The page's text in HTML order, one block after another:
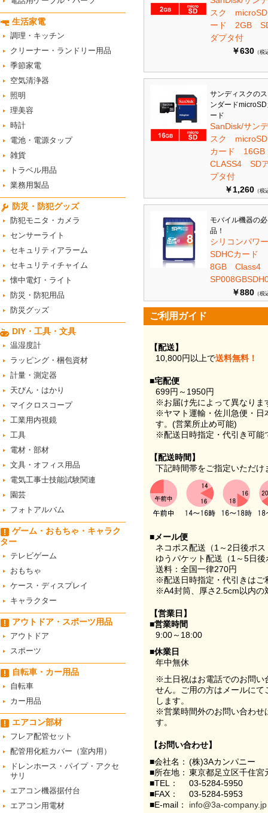
生活家電
調理・キッチン
クリーナー・ランドリー用品
季節家電
空気清浄器
照明
理美容
時計
電池・電源タップ
雑貨
トラベル用品
業務用製品
防災・防犯グッズ
防犯モニタ・カメラ
センサーライト
セキュリティアラーム
セキュリティチャイム
懐中電灯・ライト
防災・防犯用品
防災グッズ
DIY・工具・文具
温湿度計
ラッピング・梱包資材
計量・測定器
天びん・はかり
マイクロスコープ
工業用内視鏡
工具
電材・部材
文具・オフィス用品
電気工事士技能試験関連
園芸
フォトアルバム
ゲーム・おもちゃ・キャラク
ター
テレビゲーム
おもちゃ
ケース・ディスプレイ
キャラクター
アウトドア・スポーツ用品
アウトドア
スポーツ
自転車・カー用品
自転車
カー用品
エアコン部材
フレア配管セット
配管用化粧カバー（室内用）
ドレンホース・パイプ・アクセ
サリ
エアコン機器据付台
エアコン用電材
スク
ード 2GB
ダプタ付
￥630 （税
サンディスクの
ンダード
ード
SanDisk/サン
スク
カード
CLASS4 SD
プタ付
￥1,260 （税
モバイル機器の
品！
シリコンパ
SDHCカード
8GB
￥880 （税
ご利用ガイド
【配送】
10,800円以上で送料無料！
■宅配便
699円～1950円
※お届け先によって異なりま
※ヤマト運輸・佐川急便・日
す。(営業所止め可能)
※配送日時指定・代引き可能
【配送時間】
下記時間帯をご指定いただけ
■メール便
ネコポス配送（1～2日後ポ
ゆうパケット配送（1～5日
送料：全国一律270円
※配送日時指定・代引きはご
※A4封筒、厚さ2.5cm以内の
【営業日】
■営業時間
9:00～18:00
■休業日
年中無休
※土日祝はお電話でのお問い
せん。ご用の方はメールに
します。
※営業時間外のお問い合わせ
す。
【お問い合わせ】
■会社名： (株)3Aカンパニー
■所在地： 東京都足立区千住
■TEL：
03-5284-5950
■FAX：
03-5284-5953
■E-mail：
info@3a-company.jp